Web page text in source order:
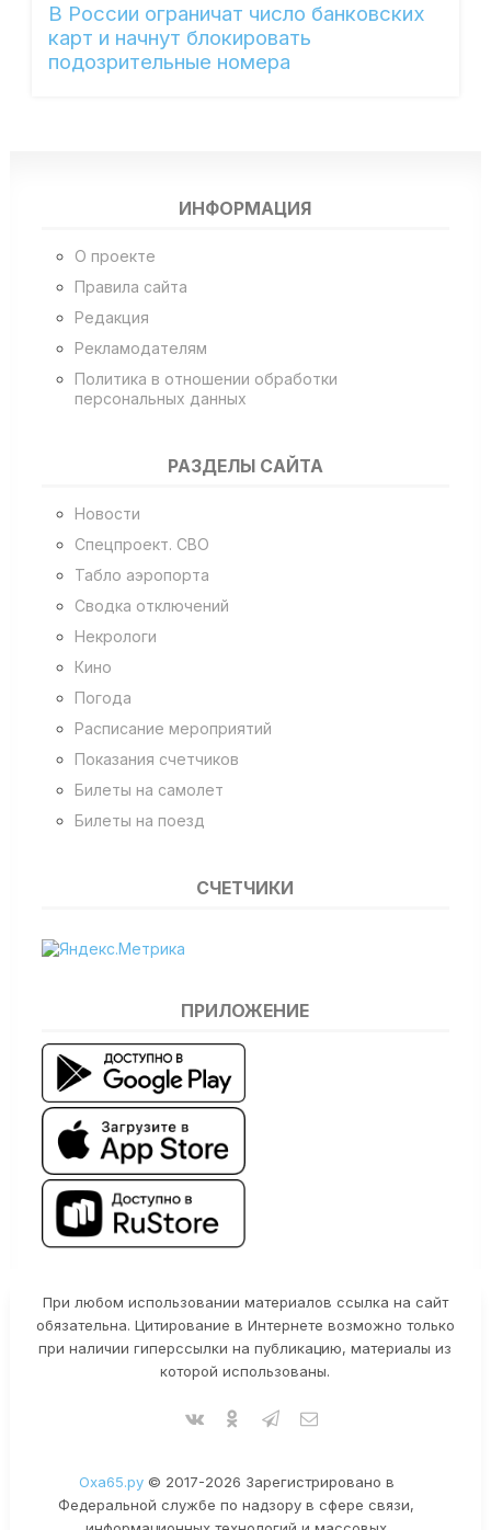
В России ограничат число банковских
карт и начнут блокировать
подозрительные номера
ИНФОРМАЦИЯ
О проекте
Правила сайта
Редакция
Рекламодателям
Политика в отношении обработки
персональных данных
РАЗДЕЛЫ САЙТА
Новости
Спецпроект. СВО
Табло аэропорта
Сводка отключений
Некрологи
Кино
Погода
Расписание мероприятий
Показания счетчиков
Билеты на самолет
Билеты на поезд
СЧЕТЧИКИ
ПРИЛОЖЕНИЕ
При любом использовании материалов ссылка на сайт
обязательна. Цитирование в Интернете возможно только
при наличии гиперссылки на публикацию, материалы из
которой использованы.
Оха65.ру© 2017-2026 Зарегистрировано в
Федеральной службе по надзору в сфере связи,